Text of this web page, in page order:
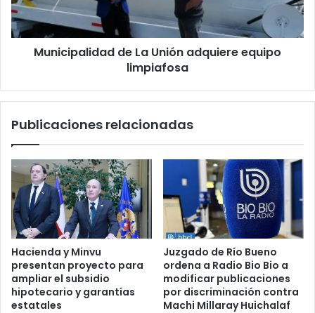
limpiafosa
Municipalidad de La Unión adquiere equipo
limpiafosa
Publicaciones relacionadas
Hacienda y Minvu
presentan proyecto para
ampliar el subsidio
hipotecario y garantías
estatales
Juzgado de Río Bueno
ordena a Radio Bio Bio a
modificar publicaciones
por discriminación contra
Machi Millaray Huichalaf